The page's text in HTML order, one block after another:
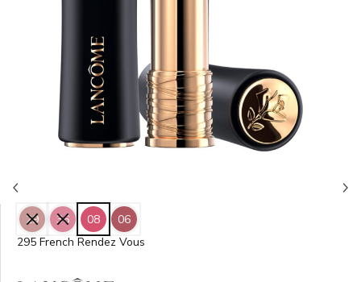
29 36 08
06
295 French Rendez Vous